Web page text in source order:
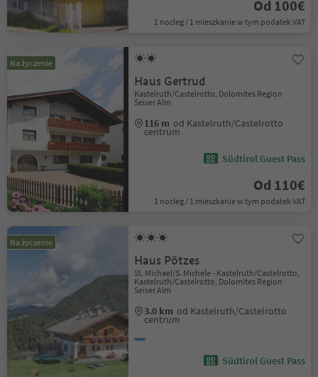
Od 100€
1 nocleg / 1 mieszkanie w tym podatek VAT
Na życzenie
Haus Gertrud
Kastelruth/Castelrotto, Dolomites Region
Seiser Alm
116 m od Kastelruth/Castelrotto
centrum
Südtirol Guest Pass
Od 110€
1 nocleg / 1 mieszkanie w tym podatek VAT
Na życzenie
Haus Pötzes
St. Michael/S. Michele - Kastelruth/Castelrotto,
Kastelruth/Castelrotto, Dolomites Region
Seiser Alm
3.0 km od Kastelruth/Castelrotto
centrum
Südtirol Guest Pass